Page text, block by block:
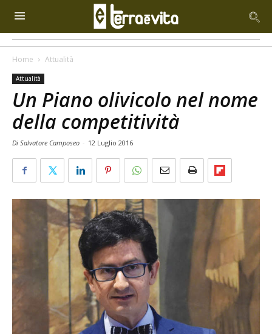
Home Attualità
Attualità
Un Piano olivicolo nel nome
della competitività
Di Salvatore Camposeo - 12 Luglio 2016